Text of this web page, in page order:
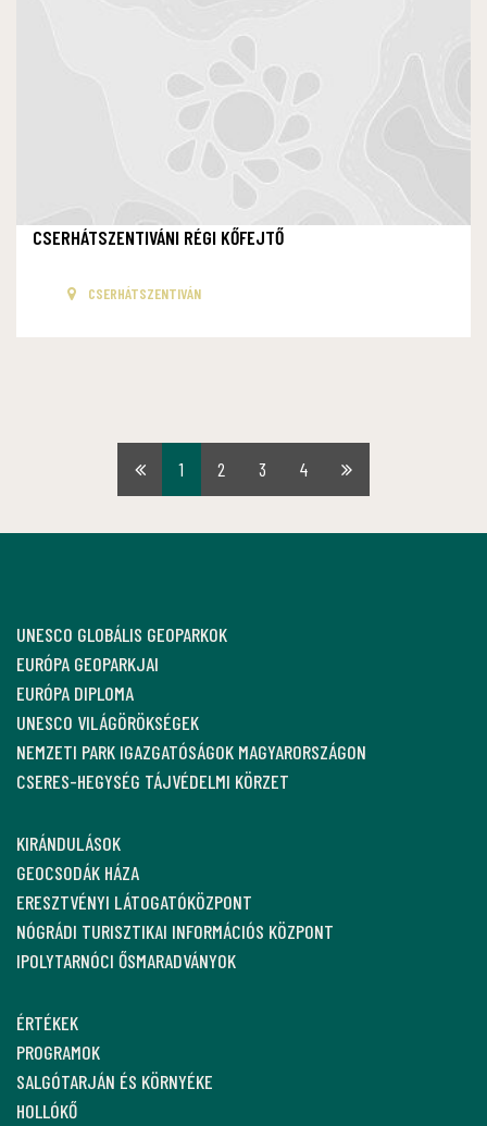
CSERHÁTSZENTIVÁNI RÉGI KŐFEJTŐ
CSERHÁTSZENTIVÁN
Első1 2 3 4
Utolsó
UNESCO GLOBÁLIS GEOPARKOK
EURÓPA GEOPARKJAI
EURÓPA DIPLOMA
UNESCO VILÁGÖRÖKSÉGEK
NEMZETI PARK IGAZGATÓSÁGOK MAGYARORSZÁGON
CSERES-HEGYSÉG TÁJVÉDELMI KÖRZET
KIRÁNDULÁSOK
GEOCSODÁK HÁZA
ERESZTVÉNYI LÁTOGATÓKÖZPONT
NÓGRÁDI TURISZTIKAI INFORMÁCIÓS KÖZPONT
IPOLYTARNÓCI ŐSMARADVÁNYOK
ÉRTÉKEK
PROGRAMOK
SALGÓTARJÁN ÉS KÖRNYÉKE
HOLLÓKŐ